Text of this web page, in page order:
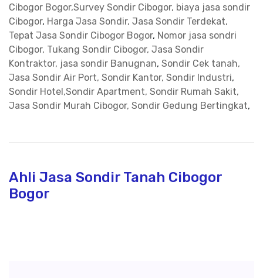
Cibogor Bogor,Survey Sondir Cibogor, biaya jasa sondir
Cibogor, Harga Jasa Sondir, Jasa Sondir Terdekat,
Tepat Jasa Sondir Cibogor Bogor, Nomor jasa sondri
Cibogor, Tukang Sondir Cibogor, Jasa Sondir
Kontraktor, jasa sondir Banugnan, Sondir Cek tanah,
Jasa Sondir Air Port, Sondir Kantor, Sondir Industri,
Sondir Hotel,Sondir Apartment, Sondir Rumah Sakit,
Jasa Sondir Murah Cibogor, Sondir Gedung Bertingkat,
Ahli Jasa Sondir Tanah Cibogor
Bogor